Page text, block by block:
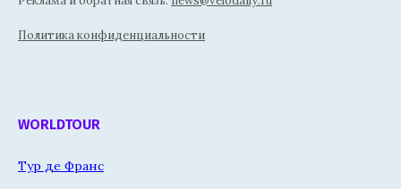
Политика конфиденциальности
WORLDTOUR
Тур де Франс